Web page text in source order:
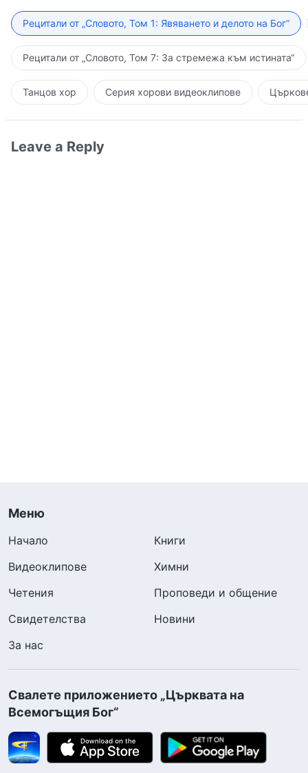
Рецитали от „Словото, Том 1: Явяването и делото на Бог“
Рецитали от „Словото, Том 7: За стремежа към истината“
Танцов хор Серия хорови видеоклипове
Leave a Reply
Меню
Начало
Книги
Видеоклипове
Химни
Четения
Проповеди и общение
Свидетелства
Новини
За нас
Свалете приложението „Църквата на
Всемогъщия Бог“